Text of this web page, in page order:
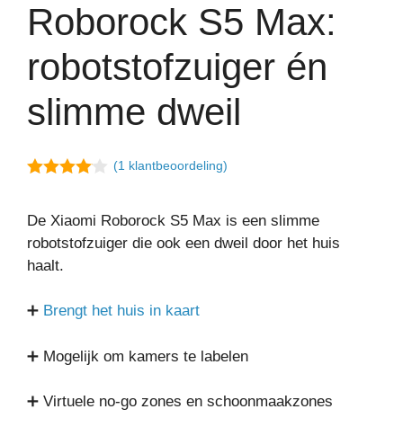
Roborock S5 Max:
robotstofzuiger én
slimme dweil
(1klantbeoordeling)
De Xiaomi Roborock S5 Max is een slimme
robotstofzuiger die ook een dweil door het huis
haalt.
➕ Brengt het huis in kaart
➕ Mogelijk om kamers te labelen
➕ Virtuele no-go zones en schoonmaakzones